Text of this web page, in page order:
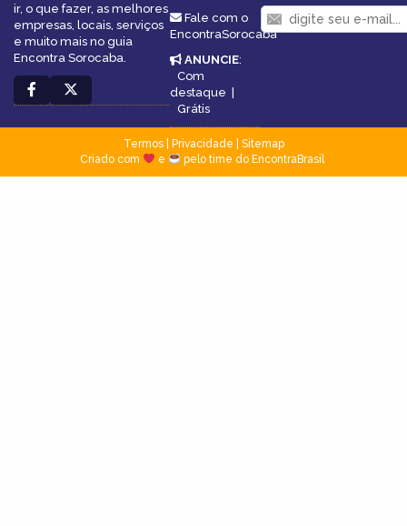
ir, o que fazer, as melhores
empresas, locais, serviços
e muito mais no guia
Encontra Sorocaba.
Fale com o
EncontraSorocaba
ANUNCIE:
Com
destaque |
Grátis
Termos| Privacidade
Sitemap
Criado com
e pelo time do EncontraBrasil